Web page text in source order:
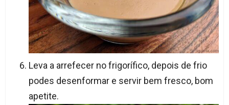
Leva a arrefecer no frigorífico, depois de frio
podes desenformar e servir bem fresco, bom
apetite.